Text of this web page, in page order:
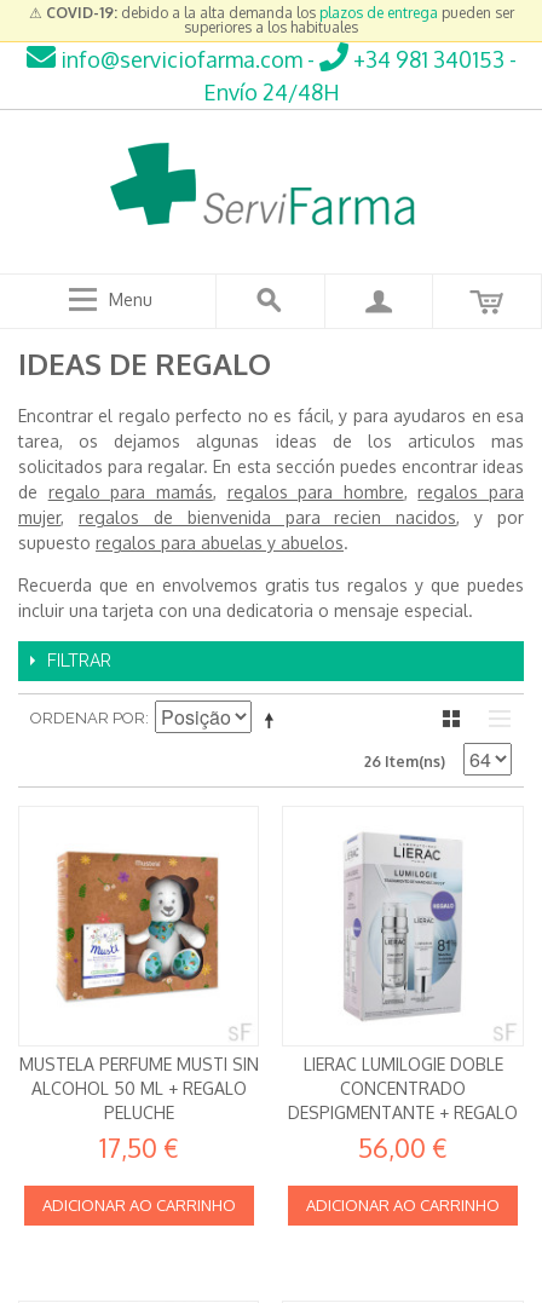
⚠ COVID-19:debido a la alta demanda los plazos de entrega pueden ser
superiores a los habituales
info@serviciofarma.com- +34 981 340153 -
Envío 24/48H
Menu
IDEAS DE REGALO
Encontrar el regalo perfecto no es fácil, y para ayudaros en esa
tarea, os dejamos algunas ideas de los articulos mas
solicitados para regalar. En esta sección puedes encontrar ideas
de regalo para mamás, regalos para hombre,regalos para
mujer, regalos de bienvenida para recien nacidos, y por
supuesto regalos para abuelas y abuelos.
Recuerda que en envolvemos gratis tus regalos y que puedes
incluir una tarjeta con una dedicatoria o mensaje especial.
FILTRAR
ORDENAR POR
26 Item(ns)
MUSTELA PERFUME MUSTI SIN
ALCOHOL 50 ML + REGALO
PELUCHE
17,50 €
ADICIONAR AO CARRINHO
LIERAC LUMILOGIE DOBLE
CONCENTRADO
DESPIGMENTANTE + REGALO
MASCARILLA
56,00 €
ADICIONAR AO CARRINHO